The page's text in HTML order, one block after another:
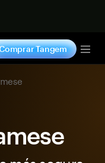
Tangem